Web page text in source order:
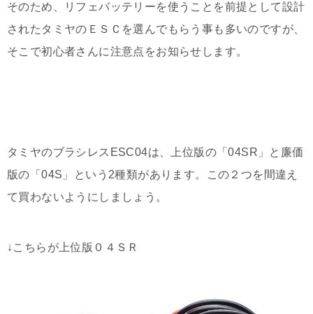
そのため、リフェバッテリーを使うことを前提として設計
されたタミヤのＥＳＣを選んでもらう事も多いのですが、
そこで初心者さんに注意点をお知らせします。
タミヤのブラシレスESC04は、上位版の「04SR」と廉価
版の「04S」という2種類があります。この２つを間違え
て買わないようにしましょう。
↓こちらが上位版０４ＳＲ